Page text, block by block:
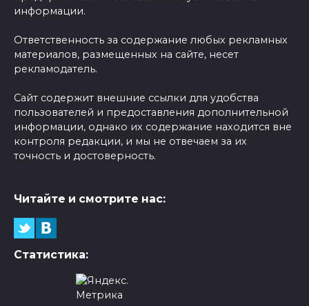
информации.
Ответственность за содержание любых рекламных
материалов, размещенных на сайте, несет
рекламодатель.
Сайт содержит внешние ссылки для удобства
пользователей и предоставления дополнительной
информации, однако их содержание находится вне
контроля редакции, и мы не отвечаем за их
точность и достоверность.
Читайте и смотрите нас:
Статистика: